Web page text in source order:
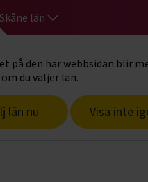
Skåne län
på den här webbsidan blir
du väljer län.
län nu Visa inte